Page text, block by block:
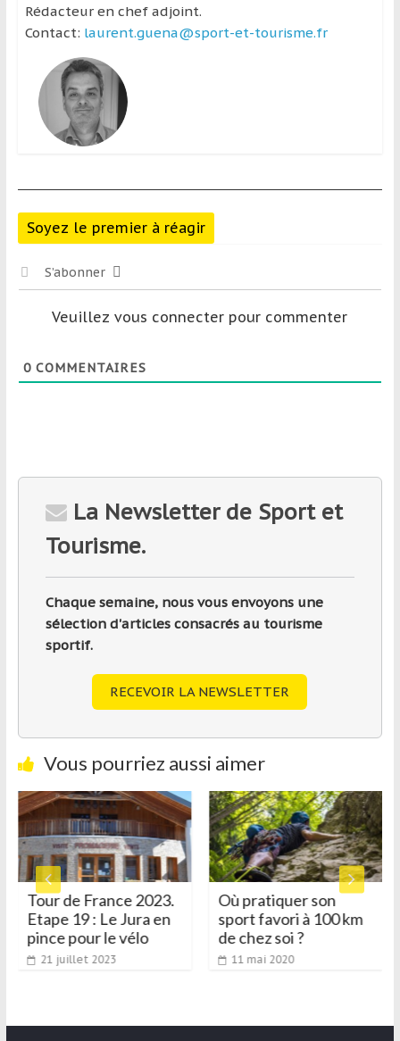
Rédacteur en chef adjoint.
Contact: laurent.guena@sport-et-tourisme.fr
Soyez le premier à réagir
S’abonner
Veuillez vous connecter pour commenter
0COMMENTAIRES
La Newsletter de Sport et
Tourisme.
Chaque semaine, nous vous envoyons une
sélection d'articles consacrés au tourisme
sportif.
RECEVOIR LA NEWSLETTER
Vous pourriez aussi aimer
Tour de France 2023.
Etape 19 : Le Jura en
pince pour le vélo
21 juillet 2023
Où pratiquer son
sport favori à 100 km
de chez soi ?
11 mai 2020